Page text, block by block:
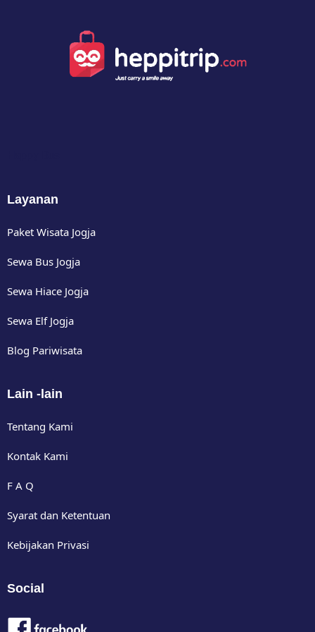
Layanan
Paket Wisata Jogja
Sewa Bus Jogja
Sewa Hiace Jogja
Sewa Elf Jogja
Blog Pariwisata
Lain -lain
Tentang Kami
Kontak Kami
F A Q
Syarat dan Ketentuan
Kebijakan Privasi
Social